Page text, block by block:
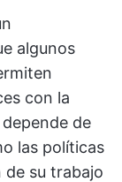
algunos
con la
de
las políticas
de su trabajo